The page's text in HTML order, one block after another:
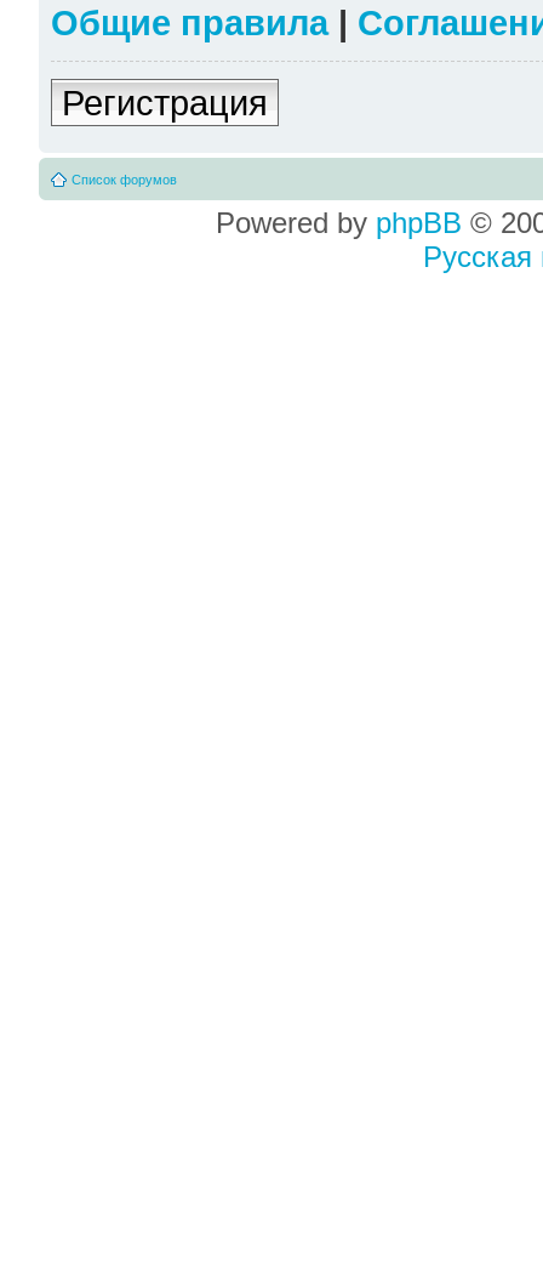
Общие правила|
Регистрация
Список форумов
Powered by phpBB ©